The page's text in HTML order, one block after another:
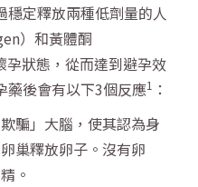
定釋放兩種低劑量的人
）和黃體酮
孕狀態，從而達到避孕效
藥後會有以下3個反應1 ：
騙」大腦，使其認為身
巢釋放卵子。沒有卵
。